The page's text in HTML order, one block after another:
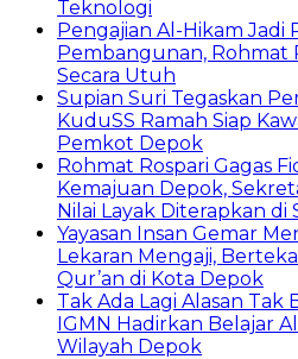
Teknologi
Pengajian Al-Hikam Jadi
Pembangunan, Rohmat
Secara Utuh
Supian Suri Tegaskan
KuduSS Ramah Siap
Pemkot Depok
Rohmat Rospari Gagas
Kemajuan Depok,
Nilai Layak Diterapkan di
Yayasan Insan Gemar
Lekaran Mengaji,
Qur’an di Kota Depok
Tak Ada Lagi Alasan Tak
IGMN Hadirkan Belajar
Wilayah Depok